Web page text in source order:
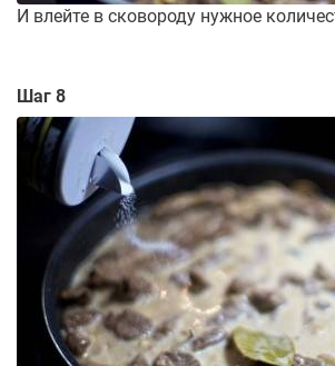
И влейте в сковороду нужное
Шаг 8